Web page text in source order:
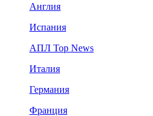
Англия
Испания
АПЛ Top News
Италия
Германия
Франция